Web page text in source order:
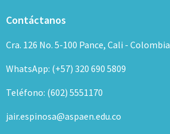
Contáctanos
Cra. 126 No. 5-100 Pance, Cali - Colombia
WhatsApp: (+57) 320 690 5809
Teléfono: (602) 5551170
jair.espinosa@aspaen.edu.co